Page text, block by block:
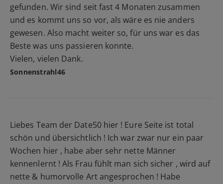
gefunden. Wir sind seit fast 4 Monaten zusammen
und es kommt uns so vor, als wäre es nie anders
gewesen. Also macht weiter so, für uns war es das
Beste was uns passieren konnte.
Vielen, vielen Dank.
Sonnenstrahl46
Liebes Team der Date50 hier ! Eure Seite ist total
schön und übersichtlich ! Ich war zwar nur ein paar
Wochen hier , habe aber sehr nette Männer
kennenlernt ! Als Frau fühlt man sich sicher , wird auf
nette & humorvolle Art angesprochen ! Habe